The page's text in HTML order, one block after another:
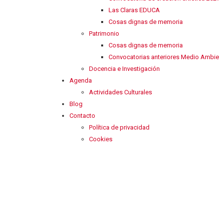
Las Claras EDUCA
Cosas dignas de memoria
Patrimonio
Cosas dignas de memoria
Convocatorias anteriores Medio
Docencia e Investigación
Agenda
Actividades Culturales
Blog
Contacto
Política de privacidad
Cookies